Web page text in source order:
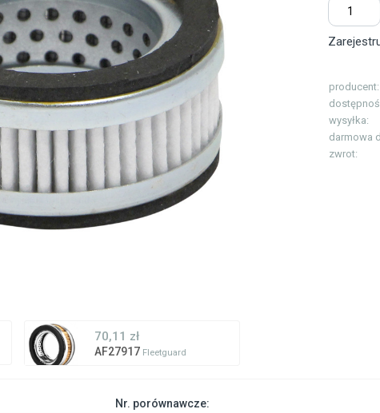
producent:
wysyłka:
darmowa
zwrot:
70,11 zł
AF27917 Fleetguard
Nr. porównawcze: